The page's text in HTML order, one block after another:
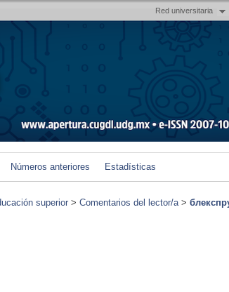
Red universitaria
Números anteriores Estadísticas
superior > Comentarios del lector/a>